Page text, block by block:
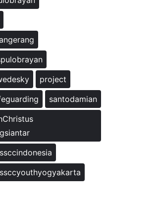
project
santodamian
ssccindonesia
ssccyouthyogyakarta